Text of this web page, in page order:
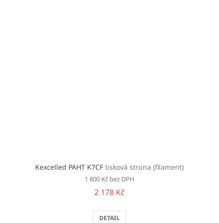
Kexcelled PAHT K7CF tisková struna (filament)
1 800 Kč bez DPH
2 178 Kč
DETAIL